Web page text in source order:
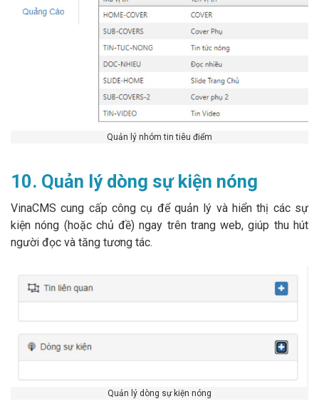
Quản lý nhóm tin tiêu điểm
10. Quản lý dòng sự kiện nóng
VinaCMS cung cấp công cụ để quản lý và hiển thị các sự
kiện nóng (hoặc chủ đề) ngay trên trang web, giúp thu hút
người đọc và tăng tương tác.
Quản lý dòng sự kiện nóng